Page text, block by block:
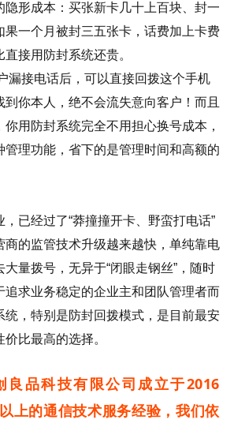
隐形成本：买张新卡几十上百块、封一
果一个月被封三五张卡，话费加上卡费
接用防封系统还贵。
漏接电话后，可以直接回拨这个手机
到你本人，绝不会流失意向客户！而且
用防封系统完全不用担心换号成本，
管理功能，省下的是管理时间和高额的
已经过了“莽撞撞开卡、野蛮打电话”
商的监管技术升级越来越快，单纯靠电
量拨号，无异于“闭眼走钢丝”，随时
追求业务稳定的企业主和团队管理者而
统，特别是防封回拨模式，是目前最安
比最高的选择。
良品科技有限公司成立于2016
上的通信技术服务经验，我们依